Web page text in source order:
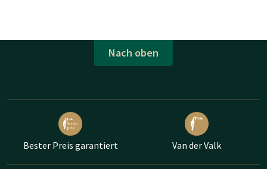
Nach oben
Bester Preis garantiert Van der Valk